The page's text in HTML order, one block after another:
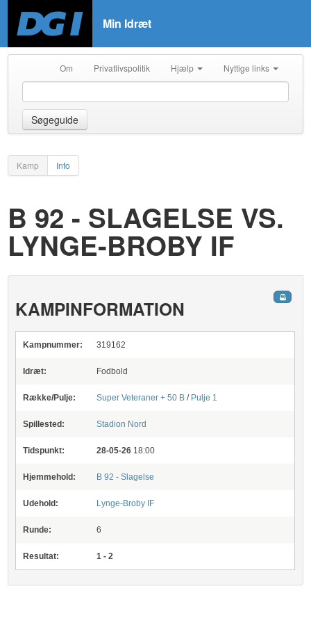
Min Idræt
Om Privatlivspolitik Hjælp Nyttige links
Søgeguide
Kamp Info
B 92 - SLAGELSE VS.
LYNGE-BROBY IF
KAMPINFORMATION
Kampnummer: 319162
Idræt: Fodbold
Række/Pulje: Super Veteraner + 50 B / Pulje 1
Spillested: Stadion Nord
Tidspunkt: 28-05-26 18:00
Hjemmehold: B 92 - Slagelse
Udehold: Lynge-Broby IF
Runde: 6
Resultat: 1 - 2